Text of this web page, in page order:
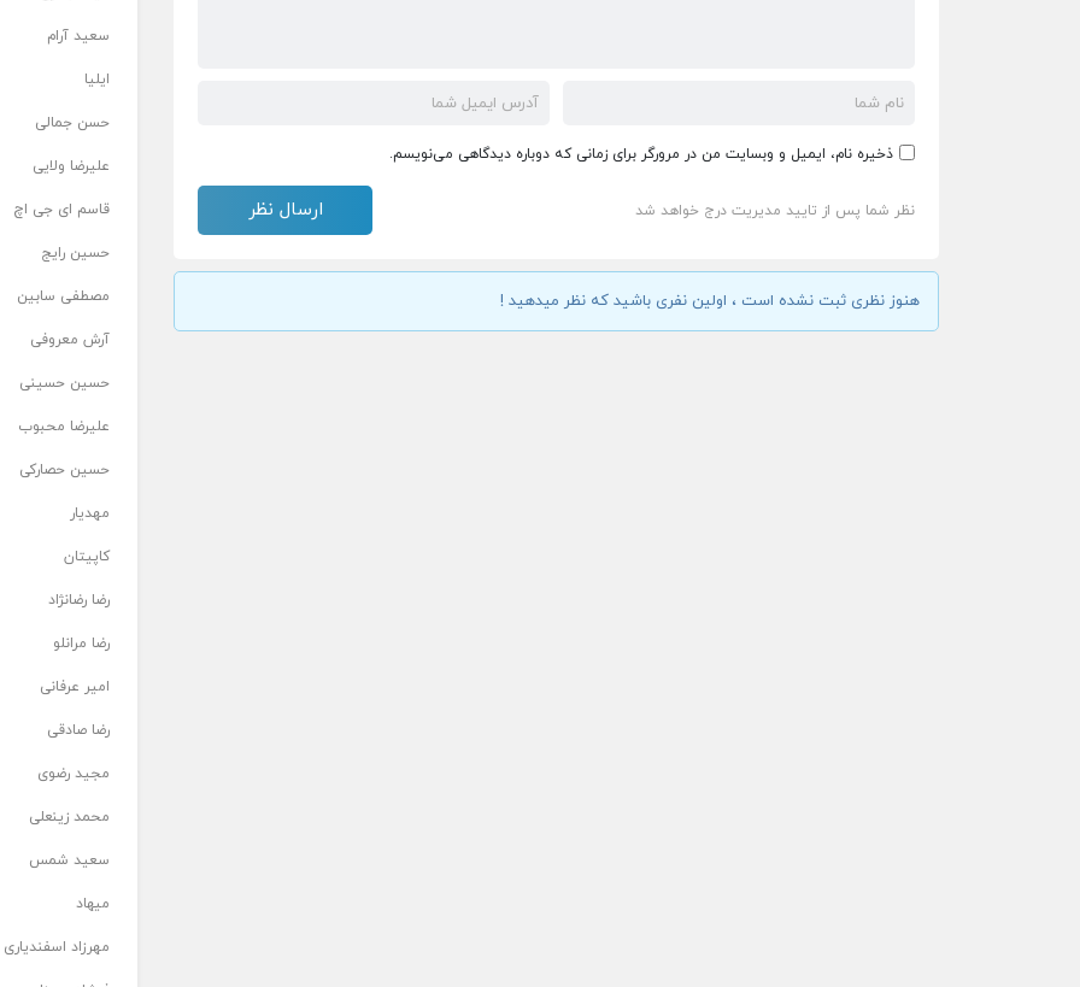
ذخیره نام، ایمیل و وبسایت من در مرورگر برای زمانی که دوباره دیدگاهی می‌نویسم.
نظر شما پس از تایید مدیریت درج خواهد شد
هنوز نظری ثبت نشده است ، اولین نفری باشید که نظر میدهید !
سعید آرام
ایلیا
حسن جمالی
علیرضا ولایی
قاسم ای جی اچ
حسین رایج
مصطفی سابین
آرش معروفی
حسین حسینی
علیرضا محبوب
حسین حصارکی
مهدیار
کاپیتان
رضا رضانژاد
رضا مرانلو
امیر عرفانی
رضا صادقی
مجید رضوی
محمد زینعلی
سعید شمس
میهاد
مهرزاد اسفندیاری